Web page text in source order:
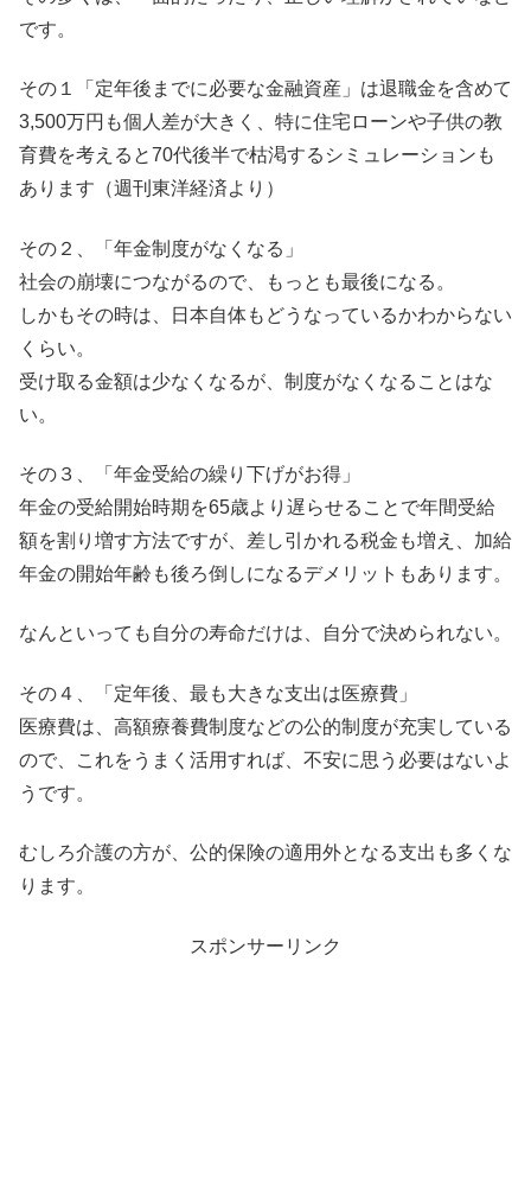
です。
その１「定年後までに必要な金融資産」は退職金を含めて
3,500万円も個人差が大きく、特に住宅ローンや子供の教
育費を考えると70代後半で枯渇するシミュレーションも
あります（週刊東洋経済より）
その２、「年金制度がなくなる」
社会の崩壊につながるので、もっとも最後になる。
しかもその時は、日本自体もどうなっているかわからない
くらい。
受け取る金額は少なくなるが、制度がなくなることはな
い。
その３、「年金受給の繰り下げがお得」
年金の受給開始時期を65歳より遅らせることで年間受給
額を割り増す方法ですが、差し引かれる税金も増え、加給
年金の開始年齢も後ろ倒しになるデメリットもあります。
なんといっても自分の寿命だけは、自分で決められない。
その４、「定年後、最も大きな支出は医療費」
医療費は、高額療養費制度などの公的制度が充実している
ので、これをうまく活用すれば、不安に思う必要はないよ
うです。
むしろ介護の方が、公的保険の適用外となる支出も多くな
ります。
スポンサーリンク